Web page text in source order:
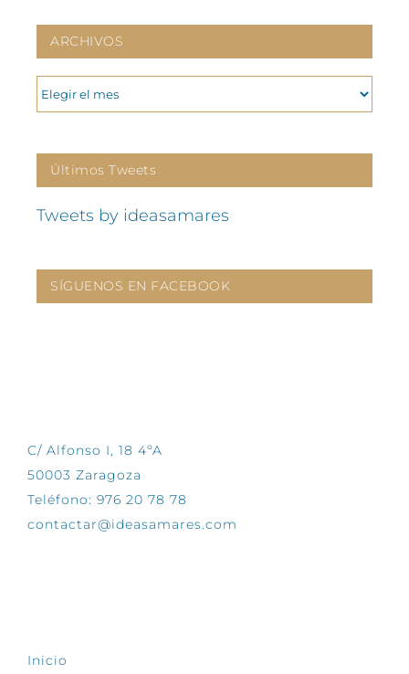
ARCHIVOS
ARCHIVOS
Últimos Tweets
Tweets by ideasamares
SÍGUENOS EN FACEBOOK
C/ Alfonso I, 18 4ºA
50003 Zaragoza
Teléfono: 976 20 78 78
contactar@ideasamares.com
Inicio